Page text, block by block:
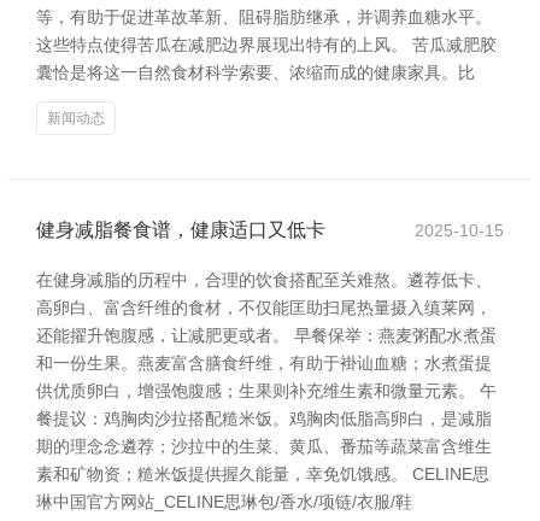
等，有助于促进革故革新、阻碍脂肪继承，并调养血糖水平。
这些特点使得苦瓜在减肥边界展现出特有的上风。 苦瓜减肥胶
囊恰是将这一自然食材科学索要、浓缩而成的健康家具。比
新闻动态
健身减脂餐食谱，健康适口又低卡 2025-10-15
在健身减脂的历程中，合理的饮食搭配至关难熬。遴荐低卡、
高卵白、富含纤维的食材，不仅能匡助扫尾热量摄入缜莱网，
还能擢升饱腹感，让减肥更或者。 早餐保举：燕麦粥配水煮蛋
和一份生果。燕麦富含膳食纤维，有助于褂讪血糖；水煮蛋提
供优质卵白，增强饱腹感；生果则补充维生素和微量元素。 午
餐提议：鸡胸肉沙拉搭配糙米饭。鸡胸肉低脂高卵白，是减脂
期的理念念遴荐；沙拉中的生菜、黄瓜、番茄等蔬菜富含维生
素和矿物资；糙米饭提供握久能量，幸免饥饿感。 CELINE思
琳中国官方网站_CELINE思琳包/香水/项链/衣服/鞋